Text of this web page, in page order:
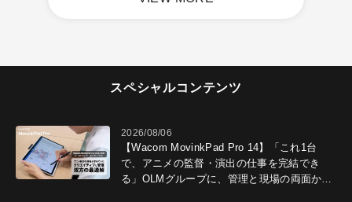
スペシャルコンテンツ
2026/08/06
【Wacom MovinkPad Pro 14】「これ1台
で、アニメの監督・演出の仕事を完結でき
る」OLMグループに、管理と現場の両面から